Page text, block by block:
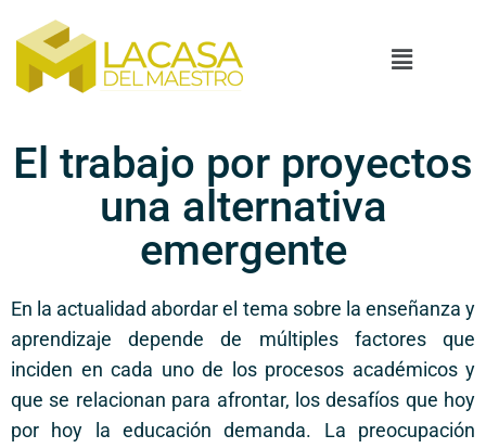
El trabajo por proyectos
una alternativa
emergente
En la actualidad abordar el tema sobre la enseñanza y
aprendizaje depende de múltiples factores que
inciden en cada uno de los procesos académicos y
que se relacionan para afrontar, los desafíos que hoy
por hoy la educación demanda. La preocupación